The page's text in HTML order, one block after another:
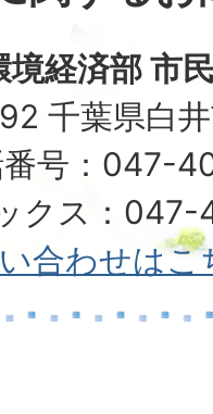
境経済部 市
千葉県白
番号：047-
クス：047-
合わせはこ